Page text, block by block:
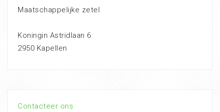
Maatschappelijke zetel
Koningin Astridlaan 6
2950 Kapellen
Contacteer ons